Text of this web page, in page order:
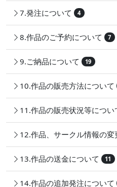
7.発注について 4
8.作品のご予約について 7
9.ご納品について 19
10.作品の販売方法について
11.作品の販売状況等につい
12.作品、サークル情報の変
13.作品の送金について 11
14.作品の追加発注について